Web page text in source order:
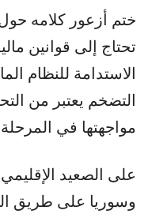
ختم أزعور كلامه حول
تحتاج إلى قوانين
الاستدامة للنظام
التضخم يعتبر من
مواجهتها في المرحلة
على الصعيد
وسوريا على طريق